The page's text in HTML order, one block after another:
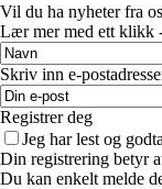
Vil du ha nyheter fra
Lær mer med ett klikk
Skriv inn e-
Registrer deg
Jeg har lest og
Din registrering betyr
Du kan enkelt melde